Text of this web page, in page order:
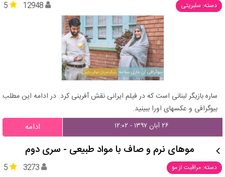
دسته: سلبریتی 5 12948
ساره بازیگر لبنانی است که در فیلم ایرانی نقش آفرینی کرد. در ادامه این مطلب
بیوگرافی و عکسهای اورا ببینید.
۲۶ آبان ۱۳۹۷ - ۱۲:۰۲ ادامه
موهای نرم و صاف با مواد طبیعی - سری دوم
دسته: مراقبت از مو 5 3273